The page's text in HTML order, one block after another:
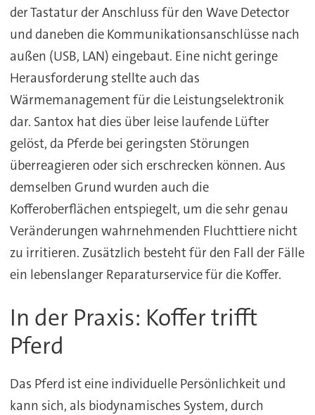
der Tastatur der Anschluss für den Wave Detector
und daneben die Kommunikationsanschlüsse nach
außen (USB, LAN) eingebaut. Eine nicht geringe
Herausforderung stellte auch das
Wärmemanagement für die Leistungselektronik
dar. Santox hat dies über leise laufende Lüfter
gelöst, da Pferde bei geringsten Störungen
überreagieren oder sich erschrecken können. Aus
demselben Grund wurden auch die
Kofferoberflächen entspiegelt, um die sehr genau
Veränderungen wahrnehmenden Fluchttiere nicht
zu irritieren. Zusätzlich besteht für den Fall der Fälle
ein lebenslanger Reparaturservice für die Koffer.
In der Praxis: Koffer trifft
Pferd
Das Pferd ist eine individuelle Persönlichkeit und
kann sich, als biodynamisches System, durch